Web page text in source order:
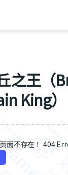
之王（
King）
面不存在 ！404